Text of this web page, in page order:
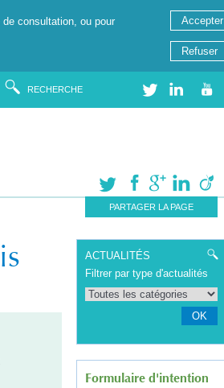
consultation, ou pour
Accepter
Refuser
RECHERCHE
PARTAGER LA PAGE
ACTUALITÉS
Filtrer par type d'actualités
OK
Formulaire d'intention